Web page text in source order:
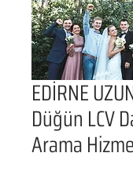
EDİRNE
Düğün LCV
Arama